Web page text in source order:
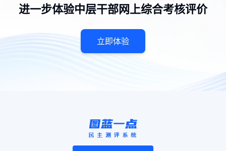
进一步体验中层干部网上综合考核评价
立即体验